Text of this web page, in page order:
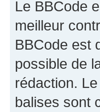
Le BBCode
meilleur
BBCode est
possible de
rédaction.
balises sont